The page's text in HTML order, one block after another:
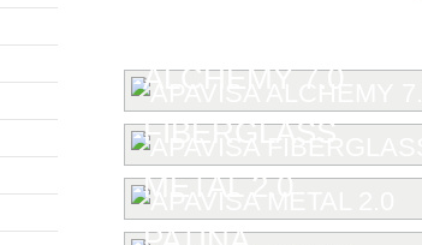
ALCHEMY 7.0
FIBERGLASS
METAL 2.0